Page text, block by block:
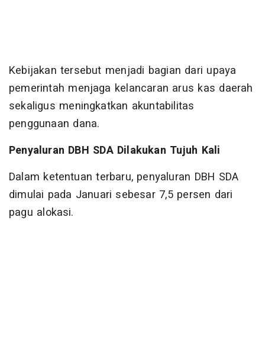
Kebijakan tersebut menjadi bagian dari upaya
pemerintah menjaga kelancaran arus kas daerah
sekaligus meningkatkan akuntabilitas
penggunaan dana.
Penyaluran DBH SDA Dilakukan Tujuh Kali
Dalam ketentuan terbaru, penyaluran DBH SDA
dimulai pada Januari sebesar 7,5 persen dari
pagu alokasi.